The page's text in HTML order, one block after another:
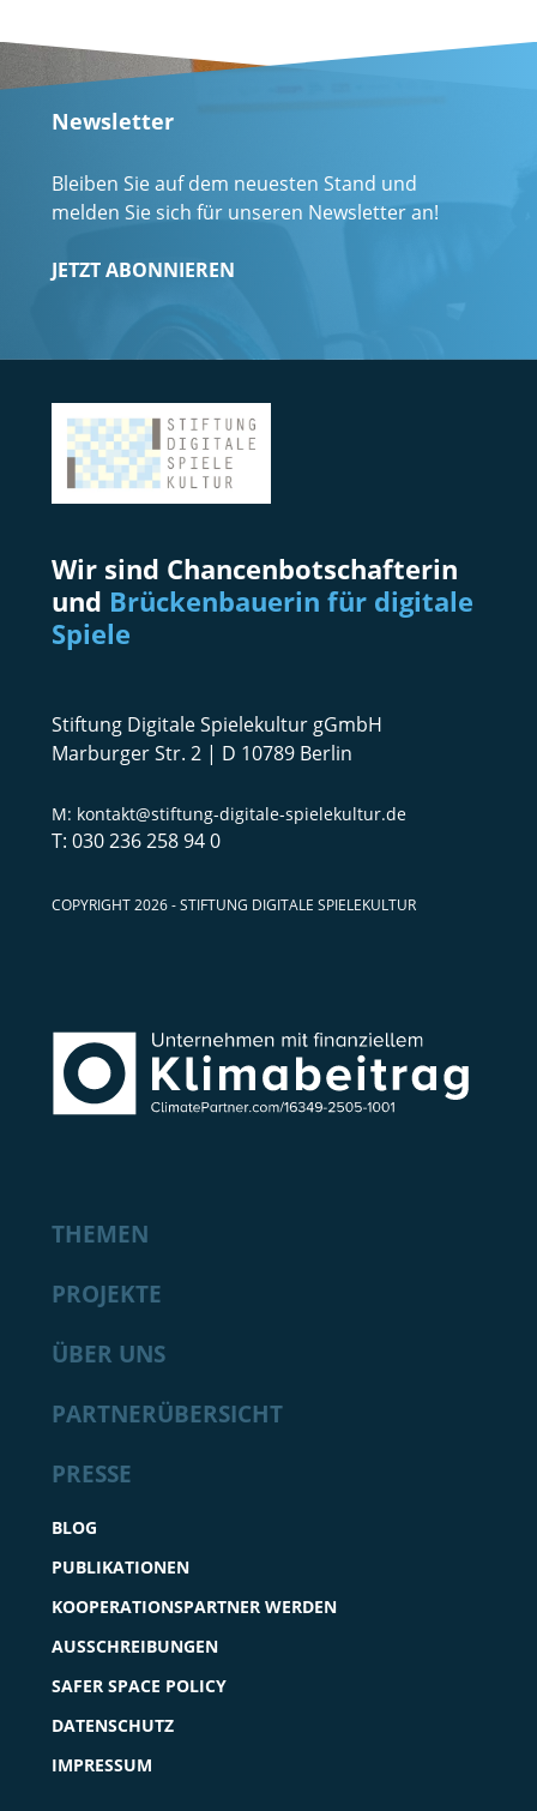
Newsletter
Bleiben Sie auf dem neuesten Stand und
melden Sie sich für unseren Newsletter an!
JETZT ABONNIEREN
Wir sind Chancenbotschafterin
und Brückenbauerin für digitale
Spiele
Stiftung Digitale Spielekultur gGmbH
Marburger Str. 2 | D 10789 Berlin
kontakt@stiftung-digitale-spielekultur.de
030 236 258 94 0
COPYRIGHT 2026 - STIFTUNG DIGITALE SPIELEKULTUR
THEMEN
PROJEKTE
ÜBER UNS
PARTNERÜBERSICHT
PRESSE
BLOG
PUBLIKATIONEN
KOOPERATIONSPARTNER WERDEN
AUSSCHREIBUNGEN
SAFER SPACE POLICY
DATENSCHUTZ
IMPRESSUM